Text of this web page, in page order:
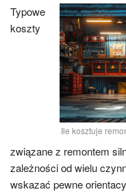
Ile kosztuje
Typowe
koszty
związane z remontem
zależności od wielu
wskazać pewne